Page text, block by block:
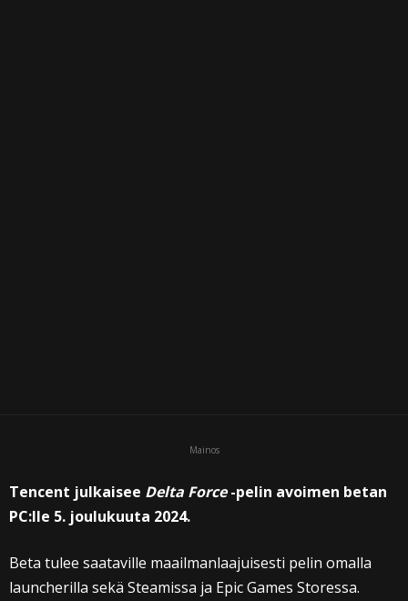
Mainos
Tencent julkaisee Delta Force-pelin avoimen betan
PC:lle 5. joulukuuta 2024.
Beta tulee saataville maailmanlaajuisesti pelin omalla
launcherilla sekä Steamissa ja Epic Games Storessa.